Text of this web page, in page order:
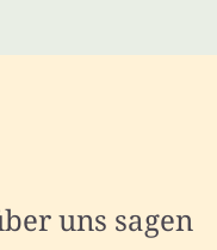
uns sagen